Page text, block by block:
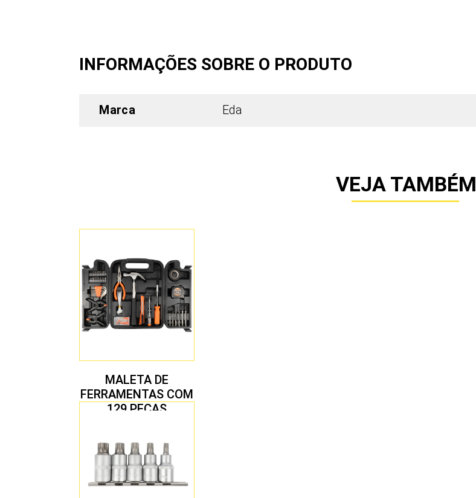
INFORMAÇÕES SOBRE O PRODUTO
Marca Eda
VEJA TAMBÉM
MALETA DE
FERRAMENTAS COM
129 PEÇAS